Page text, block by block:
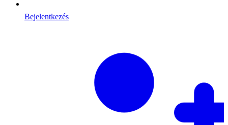
Bejelentkezés